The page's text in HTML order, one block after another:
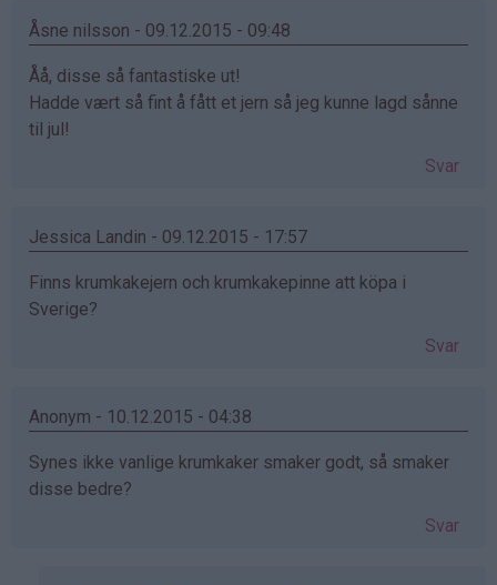
Åsne nilsson - 09.12.2015 - 09:48
Åå, disse så fantastiske ut!
Hadde vært så fint å fått et jern så jeg kunne lagd sånne
til jul!
Svar
Jessica Landin - 09.12.2015 - 17:57
Finns krumkakejern och krumkakepinne att köpa i
Sverige?
Svar
Anonym - 10.12.2015 - 04:38
Synes ikke vanlige krumkaker smaker godt, så smaker
disse bedre?
Svar